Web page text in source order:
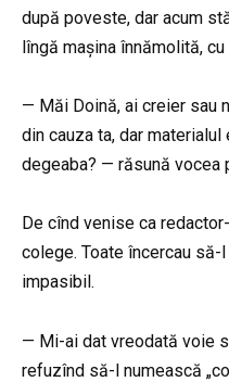
după poveste, dar acum
lîngă mașina înnămolită,
— Măi Doină, ai creier sau
din cauza ta, dar
degeaba? — răsună vocea
De cînd venise ca
colege. Toate încercau
impasibil.
— Mi-ai dat vreodată voie
refuzînd să-l numească